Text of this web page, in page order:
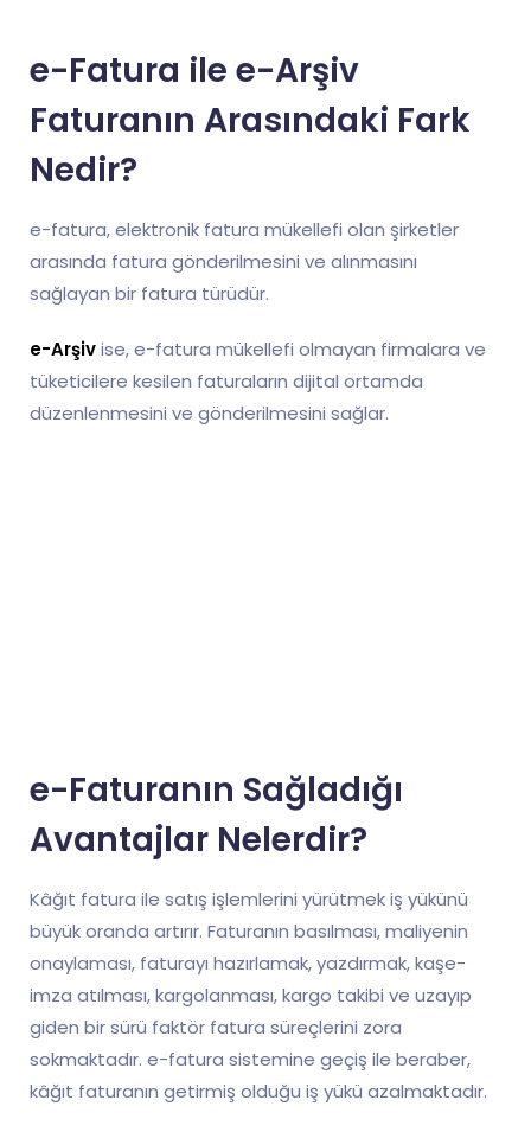
e-Fatura ile e-Arşiv
Faturanın Arasındaki Fark
Nedir?
e-fatura, elektronik fatura mükellefi olan şirketler
arasında fatura gönderilmesini ve alınmasını
sağlayan bir fatura türüdür.
e-Arşivise, e-fatura mükellefi olmayan firmalara ve
tüketicilere kesilen faturaların dijital ortamda
düzenlenmesini ve gönderilmesini sağlar.
e-Faturanın Sağladığı
Avantajlar Nelerdir?
Kâğıt fatura ile satış işlemlerini yürütmek iş yükünü
büyük oranda artırır. Faturanın basılması, maliyenin
onaylaması, faturayı hazırlamak, yazdırmak, kaşe-
imza atılması, kargolanması, kargo takibi ve uzayıp
giden bir sürü faktör fatura süreçlerini zora
sokmaktadır. e-fatura sistemine geçiş ile beraber,
kâğıt faturanın getirmiş olduğu iş yükü azalmaktadır.